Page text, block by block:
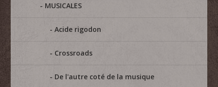
MUSICALES
Acide rigodon
Crossroads
De l'autre coté de la musique